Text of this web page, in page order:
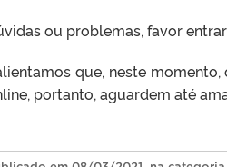
ou problemas, favor
que, neste
portanto, aguardem até